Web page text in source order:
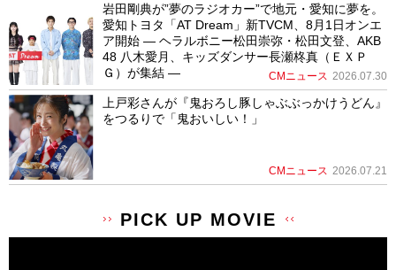
岩田剛典が”夢のラジオカー”で地元・愛知に夢を。
愛知トヨタ「AT Dream」新TVCM、8月1日オンエ
ア開始 ― ヘラルボニー松田崇弥・松田文登、AKB
48 八木愛月、キッズダンサー長瀬柊真（ＥＸＰ
Ｇ）が集結 ―
CMニュース 2026.07.30
上戸彩さんが『鬼おろし豚しゃぶぶっかけうどん』
をつるりで「鬼おいしい！」
CMニュース 2026.07.21
PICK UP MOVIE